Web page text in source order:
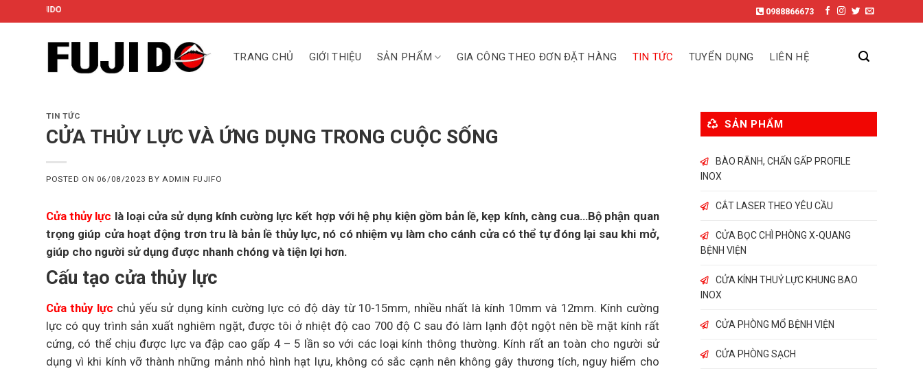
to
0988866673
TRANG CHỦ GIỚI THIỆU SẢN PHẨM GIA CÔNG THEO ĐƠN ĐẶT HÀNG TIN TỨC TUYỂN DỤNG LIÊN HỆ
TIN TỨC
CỬA THỦY LỰC VÀ ỨNG DỤNG TRONG CUỘC SỐNG
POSTED ON 06/08/2023 BYADMIN FUJIFO
Cửa thủy lực là loại cửa sử dụng kính cường lực kết hợp với hệ phụ kiện gồm bản lề, kẹp kính, càng cua…Bộ phận quan
trọng giúp cửa hoạt động trơn tru là bản lề thủy lực, nó có nhiệm vụ làm cho cánh cửa có thể tự đóng lại sau khi mở,
giúp cho người sử dụng được nhanh chóng và tiện lợi hơn.
Cấu tạo cửa thủy lực
Cửa thủy lực chủ yếu sử dụng kính cường lực có độ dày từ 10-15mm, nhiều nhất là kính 10mm và 12mm. Kính cường
lực có quy trình sản xuất nghiêm ngặt, được tôi ở nhiệt độ cao 700 độ C sau đó làm lạnh đột ngột nên bề mặt kính rất
cứng, có thể chịu được lực va đập cao gấp 4 – 5 lần so với các loại kính thông thường. Kính rất an toàn cho người sử
dụng vì khi kính vỡ thành những mảnh nhỏ hình hạt lựu, không có sắc cạnh nên không gây thương tích, nguy hiểm cho
SẢN PHẨM
BÀO RÃNH, CHẤN GẤP PROFILE
INOX
CẮT LASER THEO YÊU CẦU
CỬA BỌC CHÌ PHÒNG X-QUANG
BỆNH VIỆN
CỬA KÍNH THUỶ LỰC KHUNG BAO
INOX
CỬA PHÒNG MỔ BỆNH VIỆN
CỬA PHÒNG SẠCH